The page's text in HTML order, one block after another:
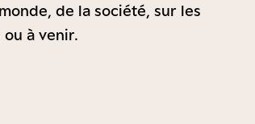
de la société, sur les
à venir.